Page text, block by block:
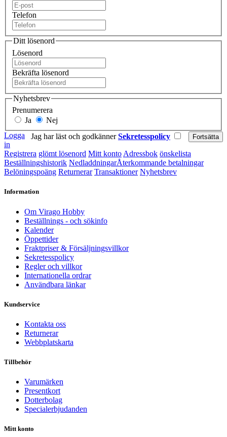
Telefon
Ditt lösenord
Lösenord
Bekräfta lösenord
Nyhetsbrev
Prenumerera
Ja
Nej
Jag har läst och godkännerSekretesspolicy
Logga
in
Registrera glömt lösenord Mitt konto Adressbok önskelista
Beställningshistorik NedladdningarÅterkommande betalningar
Belöningspoäng Returnerar Transaktioner Nyhetsbrev
Information
Om Virago Hobby
Beställnings - och sökinfo
Kalender
Öppettider
Fraktpriser & Försäljningsvillkor
Sekretesspolicy
Regler och villkor
Internationella ordrar
Användbara länkar
Kundservice
Kontakta oss
Returnerar
Webbplatskarta
Tillbehör
Varumärken
Presentkort
Dotterbolag
Specialerbjudanden
Mitt konto